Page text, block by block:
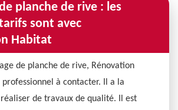
planche de rive : les
sont avec
Habitat
de planche de rive, Rénovation
professionnel à contacter. Il a la
de travaux de qualité. Il est